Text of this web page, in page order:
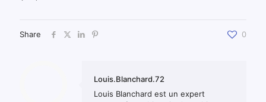
Share 0
Louis.Blanchard.72
Louis Blanchard est un expert